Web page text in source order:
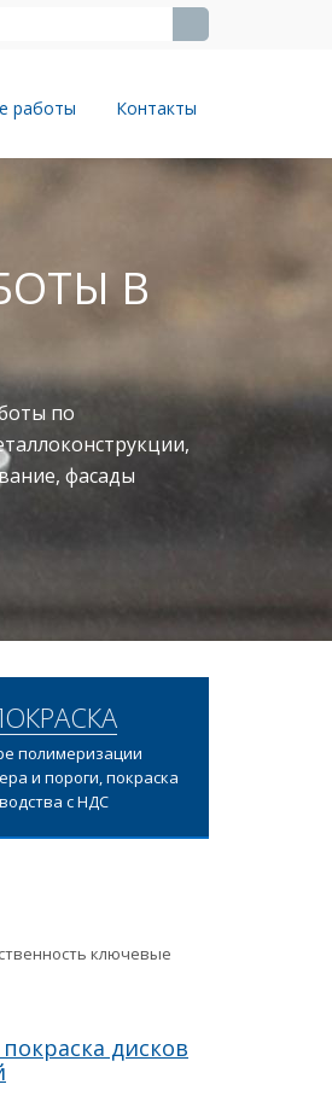
работы Контакты
В
по
фасады
полимеризации
и пороги, покраска
с НДС
ключевые
дисков